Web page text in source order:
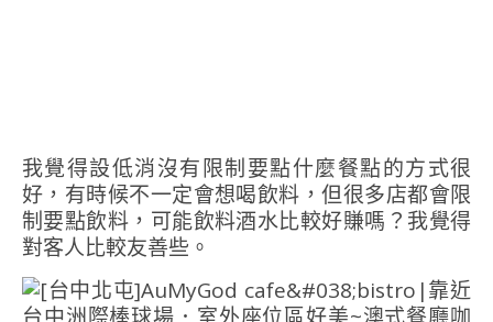
我覺得設低消沒有限制要點什麼餐點的方式很
好，有時候不一定會想喝飲料，但很多店都會限
制要點飲料，可能飲料酒水比較好賺嗎？我覺得
對客人比較友善些。